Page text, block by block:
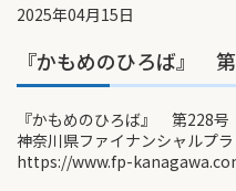
2025年04月15日
『かもめのひろば』
『かもめのひろば』 第228号
神奈川県ファイナンシャルプ
https://www.fp-